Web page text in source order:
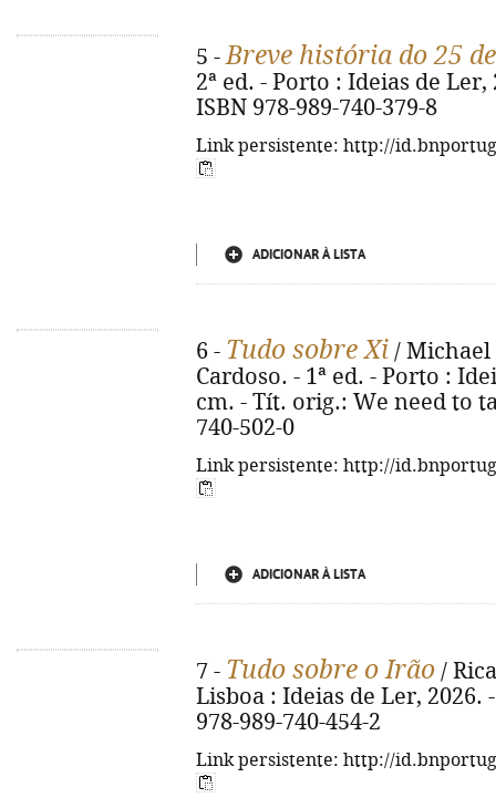
5 -Breve história do 25
2ª ed. - Porto : Ideias de
ISBN 978-989-740-379-8
Link persistente: http://
ADICIONAR À LISTA
6 - Tudo sobre Xi /
Cardoso. - 1ª ed. - Porto :
cm. - Tít. orig.: We need to
740-502-0
Link persistente: http://
ADICIONAR À LISTA
7 - Tudo sobre o Irão /
Lisboa : Ideias de Ler, 2026.
978-989-740-454-2
Link persistente: http://